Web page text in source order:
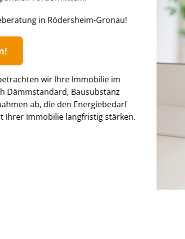
in Rödersheim-Gronau!
wir Ihre Immobilie im
Dämmstandard, Bausubstanz
ab, die den Energiebedarf
Ihrer Immobilie langfristig stärken.